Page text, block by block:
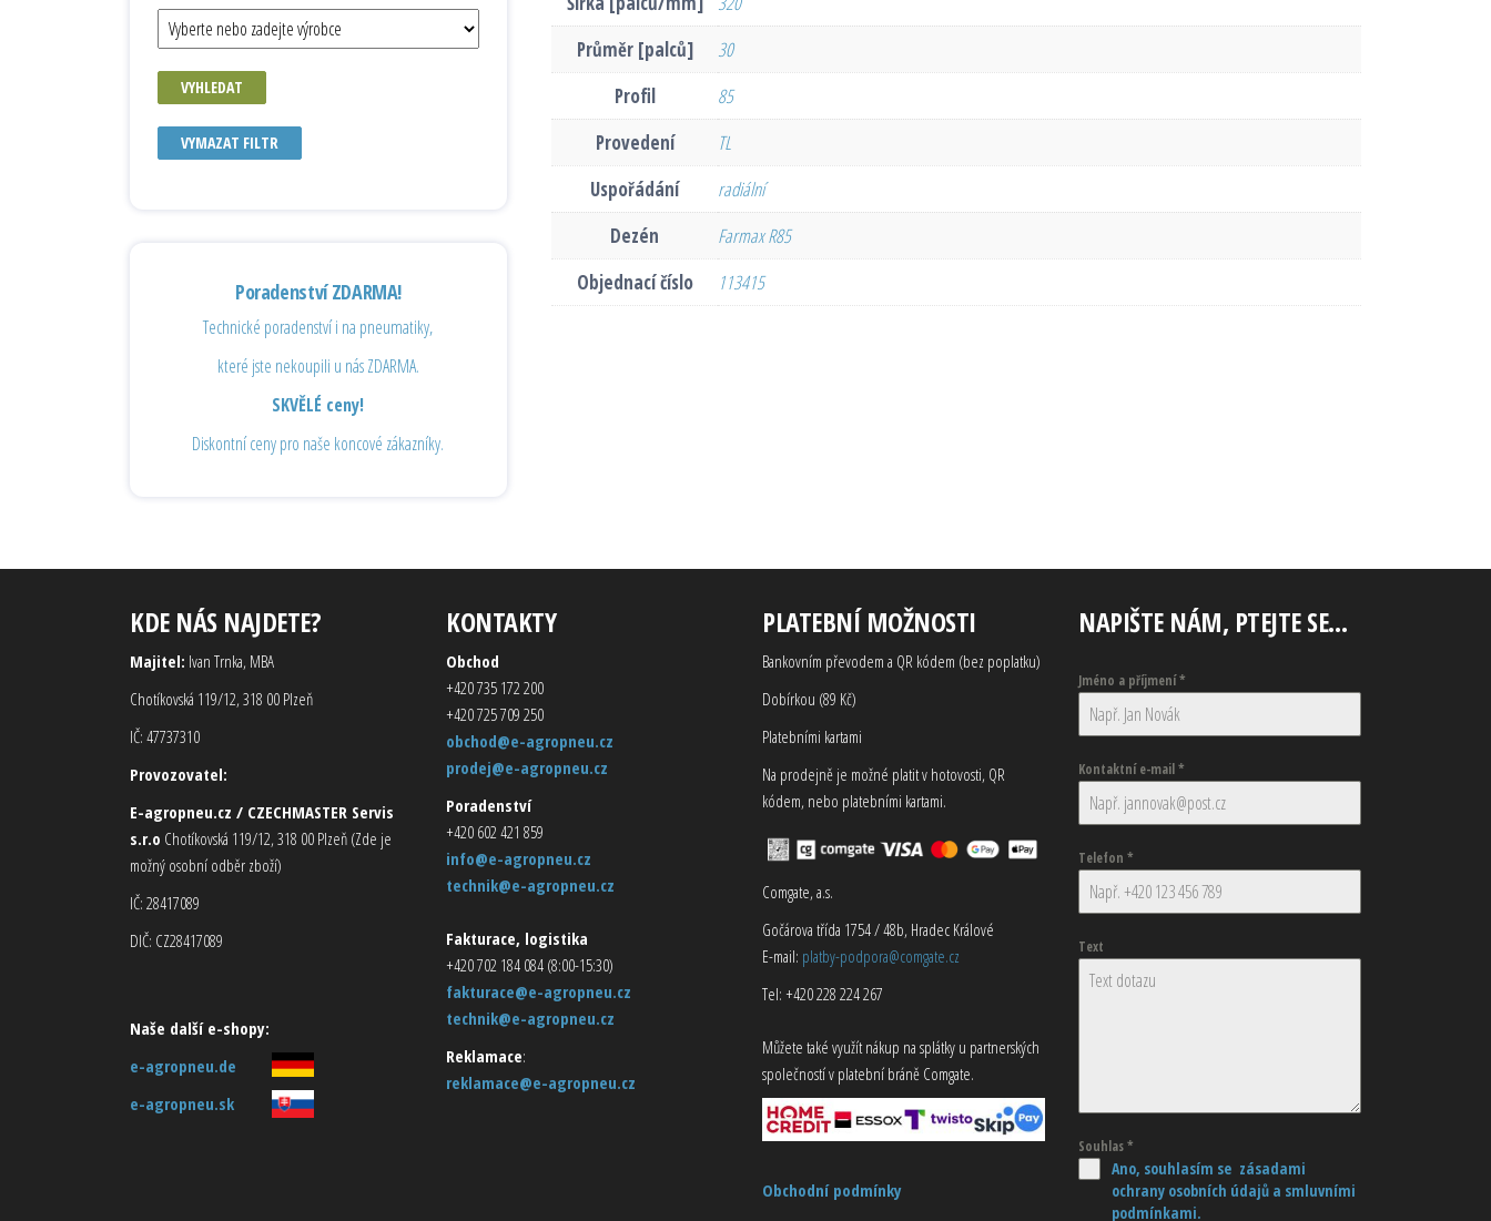
Průměr [palců]
30
Profil
85
Provedení
TL
Uspořádání
radiální
Dezén
Farmax R85
Objednací číslo
113415
VYHLEDAT
VYMAZAT FILTR
Poradenství ZDARMA!
Technické poradenství i na pneumatiky,
které jste nekoupili u nás ZDARMA.
SKVĚLÉ ceny!
Diskontní ceny pro naše koncové zákazníky.
KDE NÁS NAJDETE?
Majitel: Ivan Trnka, MBA
Chotíkovská 119/12, 318 00 Plzeň
IČ: 47737310
Provozovatel:
E-agropneu.cz / CZECHMASTER Servis
s.r.o Chotíkovská 119/12, 318 00 Plzeň (Zde je
možný osobní odběr zboží)
IČ: 28417089
DIČ: CZ28417089
Naše další e-shopy:
e-agropneu.de
e-agropneu.sk
KONTAKTY
Obchod
+420 735 172 200
+420 725 709 250
obchod@e-agropneu.cz
prodej@e-agropneu.cz
Poradenství
+420 602 421 859
info@e-agropneu.cz
technik@e-agropneu.cz
Fakturace, logistika
+420 702 184 084 (8:00-15:30)
fakturace@e-agropneu.cz
technik@e-agropneu.cz
Reklamace:
reklamace@e-agropneu.cz
PLATEBNÍ MOŽNOSTI
Bankovním převodem a QR kódem (bez poplatku)
Dobírkou (89 Kč)
Platebními kartami
Na prodejně je možné platit v hotovosti, QR
kódem, nebo platebními kartami.
Comgate, a.s.
Gočárova třída 1754 / 48b, Hradec Králové
E-mail: platby-podpora@comgate.cz
Tel: +420 228 224 267
Můžete také využít nákup na splátky u partnerských
společností v platební bráně Comgate.
Obchodní podmínky
NAPIŠTE NÁM, PTEJTE SE…
Jméno a příjmení*
Kontaktní e-mail*
Telefon *
Text
Souhlas*
Ano, souhlasím se zásadami
ochrany osobních údajů a smluvními
podmínkami.